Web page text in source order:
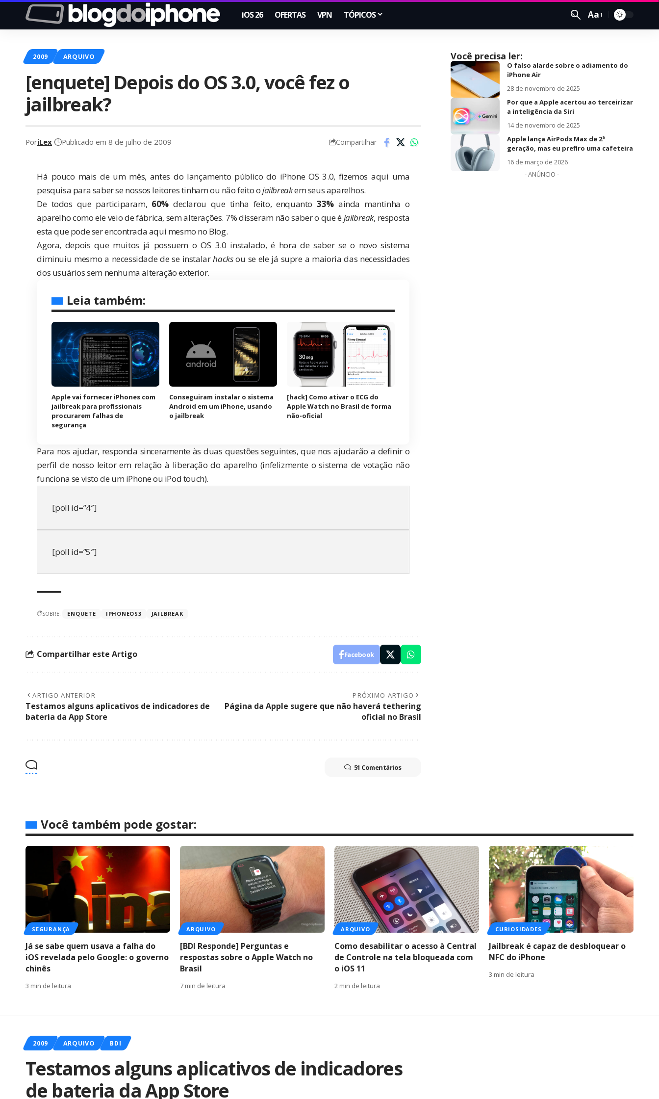
iOS 26 OFERTAS VPN TÓPICOS Aa
2009 ARQUIVO
[enquete] Depois do OS 3.0, você fez o
jailbreak?
PoriLex Publicado em 8 de julho de 2009 Compartilhar
Há pouco mais de um mês, antes do lançamento público do iPhone OS 3.0, fizemos aqui uma
pesquisa para saber se nossos leitores tinham ou não feito ojailbreakem seus aparelhos.
De todos que participaram, 60% declarou que tinha feito, enquanto33%ainda mantinha o
aparelho como ele veio de fábrica, sem alterações. 7% disseram não saber o que é jailbreak, resposta
esta que pode serencontrada aqui mesmo no Blog.
Agora, depois que muitos já possuem o OS 3.0 instalado, é hora de saber se o novo sistema
diminuiu mesmo a necessidade de se instalarhacksou se ele já supre a maioria das necessidades
dos usuários sem nenhuma alteração exterior.
Leia também:
Apple vai fornecer iPhones com
jailbreak para profissionais
procurarem falhas de
segurança
Conseguiram instalar o sistema
Android em um iPhone, usando
o jailbreak
[hack] Como ativar o ECG do
Apple Watch no Brasil de forma
não-oficial
Para nos ajudar, responda sinceramente às duas questões seguintes, que nos ajudarão a definir o
perfil de nosso leitor em relação à liberação do aparelho (infelizmente o sistema de votação não
funciona se visto de um iPhone ou iPod touch).
[poll id=”4″]
[poll id=”5″]
SOBRE: ENQUETE IPHONEOS3 JAILBREAK
Compartilhar este Artigo Facebook
ARTIGO ANTERIOR
Testamos alguns aplicativos de indicadores de
bateria da App Store
PRÓXIMO ARTIGO
Página da Apple sugere que não haverá tethering
oficial no Brasil
51 Comentários
Você precisa ler:
O falso alarde sobre o adiamento do
iPhone Air
28 de novembro de 2025
Por que a Apple acertou ao terceirizar
a inteligência da Siri
14 de novembro de 2025
Apple lança AirPods Max de 2ª
geração, mas eu prefiro uma cafeteira
16 de março de 2026
- ANÚNCIO -
Você também pode gostar:
SEGURANÇA
Já se sabe quem usava a falha do
iOS revelada pelo Google: o governo
chinês
3 min de leitura
ARQUIVO
[BDI Responde] Perguntas e
respostas sobre o Apple Watch no
Brasil
7 min de leitura
ARQUIVO
Como desabilitar o acesso à Central
de Controle na tela bloqueada com
o iOS 11
2 min de leitura
CURIOSIDADES
Jailbreak é capaz de desbloquear o
NFC do iPhone
3 min de leitura
2009 ARQUIVO BDI
Testamos alguns aplicativos de indicadores
de bateria da App Store